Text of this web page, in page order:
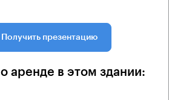
Получить презентацию
аренде в этом здании: